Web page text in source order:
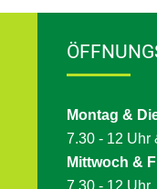
Montag &
7.30 - 12 Uhr
Mittwoch &
7.30 - 12 Uhr